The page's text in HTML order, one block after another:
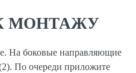
МОНТАЖУ
На боковые направляющие
По очереди приложите